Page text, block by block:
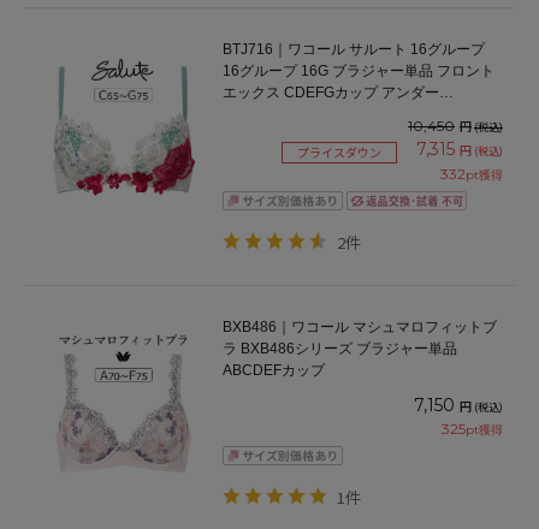
BTJ716｜ワコール サルート 16グループ
16グループ 16G ブラジャー単品 フロント
エックス CDEFGカップ アンダー
10,450 円(税込)
プライスダウン 7,315 円 (税込)
332pt獲得
2件
BXB486｜ワコール マシュマロフィットブ
ラ BXB486シリーズ ブラジャー単品
ABCDEFカップ
7,150 円 (税込)
325pt獲得
1件